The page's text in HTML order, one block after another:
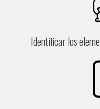
Identificar los